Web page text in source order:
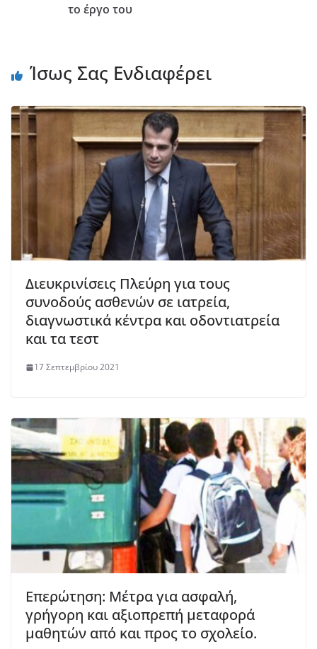
το έργο του
Ίσως Σας Ενδιαφέρει
Διευκρινίσεις Πλεύρη για τους
συνοδούς ασθενών σε ιατρεία,
διαγνωστικά κέντρα και οδοντιατρεία
και τα τεστ
17 Σεπτεμβρίου 2021
Επερώτηση: Μέτρα για ασφαλή,
γρήγορη και αξιοπρεπή μεταφορά
μαθητών από και προς το σχολείο.